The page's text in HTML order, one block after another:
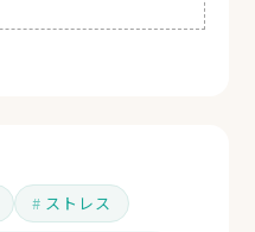
ストレス